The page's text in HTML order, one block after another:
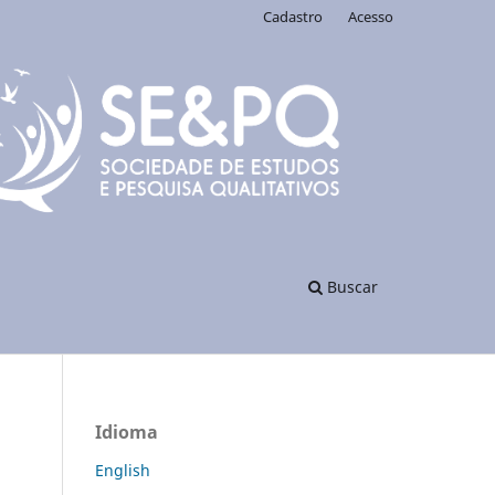
Buscar
Cadastro Acesso
Idioma
English